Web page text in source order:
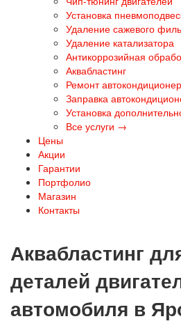
Установка
Удаление сажевого
Удаление катализатора
Антикоррозийная
Аквабластинг
Ремонт
Заправка
Установка
Все услуги →
Цены
Акции
Гарантии
Портфолио
Магазин
Контакты
Аквабластинг
деталей
автомобиля в